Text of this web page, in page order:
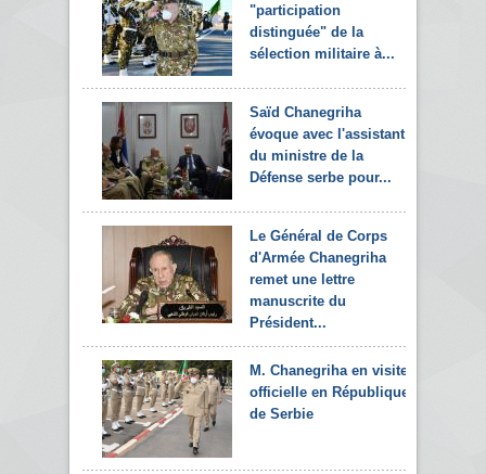
"participation
distinguée" de la
sélection militaire à...
Saïd Chanegriha
évoque avec l'assistant
du ministre de la
Défense serbe pour...
Le Général de Corps
d'Armée Chanegriha
remet une lettre
manuscrite du
Président...
M. Chanegriha en visite
officielle en République
de Serbie